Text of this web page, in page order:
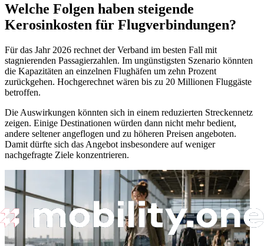
Welche Folgen haben steigende
Kerosinkosten für Flugverbindungen?
Für das Jahr 2026 rechnet der Verband im besten Fall mit
stagnierenden Passagierzahlen. Im ungünstigsten Szenario könnten
die Kapazitäten an einzelnen Flughäfen um zehn Prozent
zurückgehen. Hochgerechnet wären bis zu 20 Millionen Fluggäste
betroffen.
Die Auswirkungen könnten sich in einem reduzierten Streckennetz
zeigen. Einige Destinationen würden dann nicht mehr bedient,
andere seltener angeflogen und zu höheren Preisen angeboten.
Damit dürfte sich das Angebot insbesondere auf weniger
nachgefragte Ziele konzentrieren.